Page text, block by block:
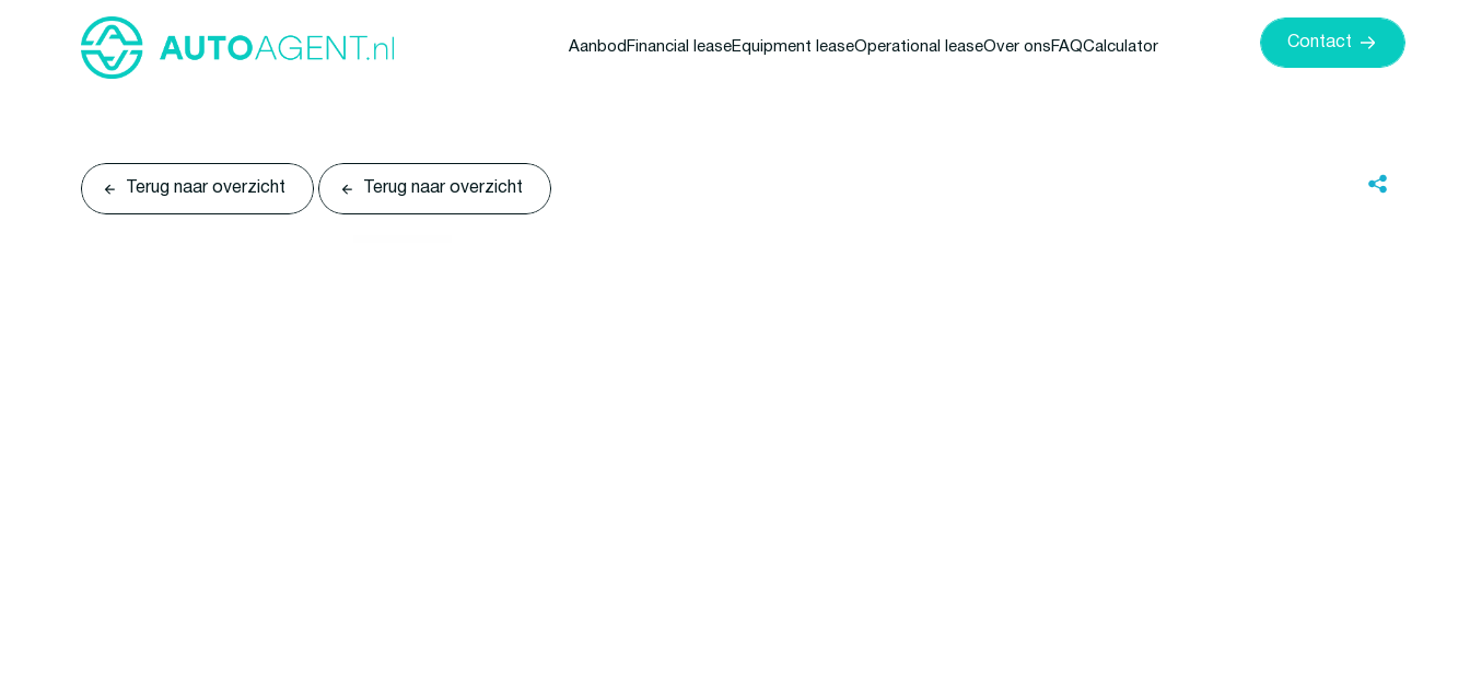
Aanbod Financial leaseEquipment leaseOperational leaseOver ons FAQCalculator Contact
Terug naar overzicht Terug naar overzicht